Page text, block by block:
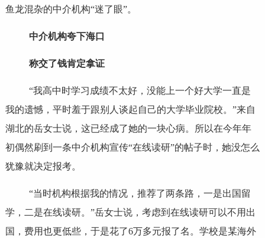
鱼龙混杂的中介机构“迷了眼”。
中介机构夸下海口
称交了钱肯定拿证
“我高中时学习成绩不太好，没能上一个好大学一直是
我的遗憾，平时羞于跟别人谈起自己的大学毕业院校。”来自
湖北的岳女士说，这已经成了她的一块心病。所以在今年年
初偶然刷到一条中介机构宣传“在线读研”的帖子时，她没怎么
犹豫就决定报考。
“当时机构根据我的情况，推荐了两条路，一是出国留
学，二是在线读研。”岳女士说，考虑到在线读研可以不用出
国，费用也更低些，于是花了6万多元报了名。学校是某海外